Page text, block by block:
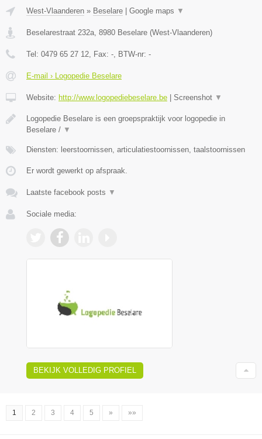
West-Vlaanderen » Beselare Google maps ▼
Beselarestraat 232a, 8980 Beselare (West-Vlaanderen)
Tel: 0479 65 27 12, Fax: -, BTW-nr: -
E-mail › Logopedie Beselare
Website: http://www.logopediebeselare.be Screenshot ▼
Logopedie Beselare is een groepspraktijk voor logopedie in
Beselare / ▼
Diensten: leerstoornissen, articulatiestoornissen, taalstoornissen
Er wordt gewerkt op afspraak.
Laatste facebook posts ▼
Sociale media:
BEKIJK VOLLEDIG PROFIEL
1 2 3 4 5 » »»